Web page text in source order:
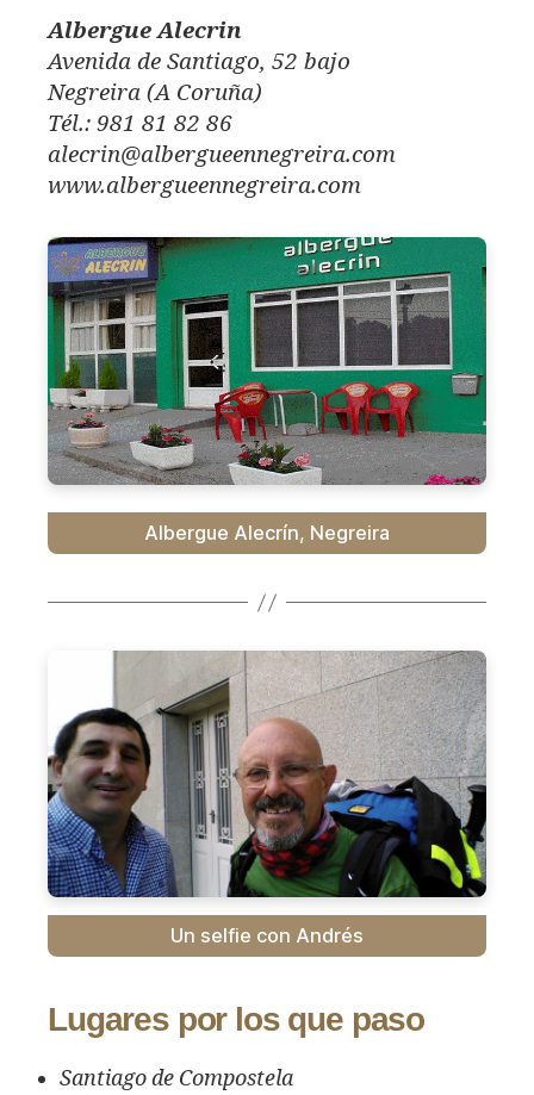
Albergue Alecrin
Avenida de Santiago, 52 bajo
Negreira (A Coruña)
Tél.: 981 81 82 86
alecrin@albergueennegreira.com
www.albergueennegreira.com
Albergue Alecrín, Negreira
Un selfie con Andrés
Lugares por los que paso
Santiago de Compostela